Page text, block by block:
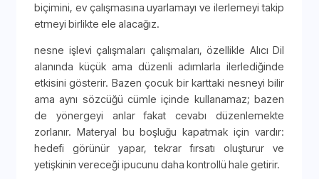
biçimini, ev çalışmasına uyarlamayı ve ilerlemeyi takip
etmeyi birlikte ele alacağız.
nesne işlevi çalışmaları çalışmaları, özellikle Alıcı Dil
alanında küçük ama düzenli adımlarla ilerlediğinde
etkisini gösterir. Bazen çocuk bir karttaki nesneyi bilir
ama aynı sözcüğü cümle içinde kullanamaz; bazen
de yönergeyi anlar fakat cevabı düzenlemekte
zorlanır. Materyal bu boşluğu kapatmak için vardır:
hedefi görünür yapar, tekrar fırsatı oluşturur ve
yetişkinin vereceği ipucunu daha kontrollü hale getirir.